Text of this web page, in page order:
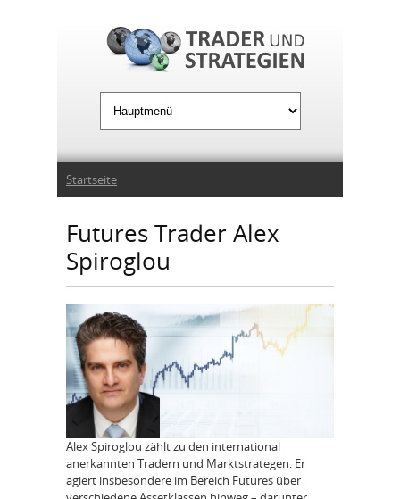
Sie sind hier
Startseite
Futures Trader Alex
Spiroglou
Alex Spiroglou zählt zu den international
anerkannten Tradern und Marktstrategen. Er
agiert insbesondere im Bereich Futures über